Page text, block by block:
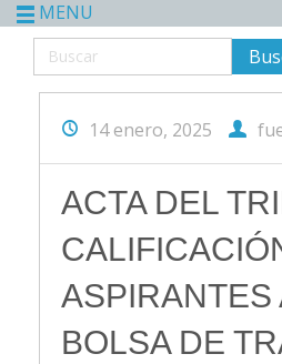
MENU
14 enero, 2025
ACTA DEL
ASPIRANTES
BOLSA DE